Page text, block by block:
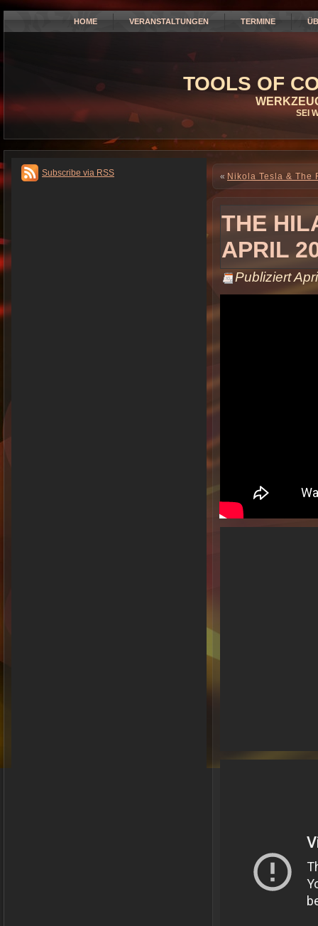
HOME VERANSTALTUNGEN TERMINE
TOOLS OF
SEI
Subscribe via RSS « Nikola Tesla & The
THE
APRIL
Publiziert